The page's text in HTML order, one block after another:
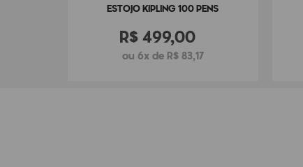
ESTOJO KIPLING 100 PENS
R$ 499,00
ou 6x de R$ 83,17